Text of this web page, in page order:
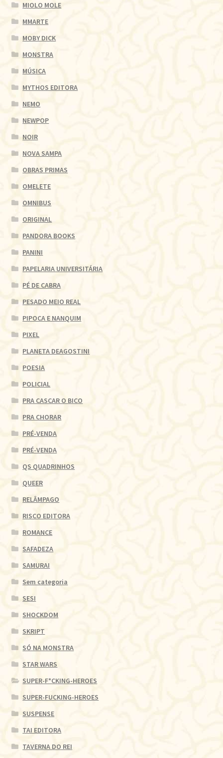
MIOLO MOLE
MMARTE
MOBY DICK
MONSTRA
MÚSICA
MYTHOS EDITORA
NEMO
NEWPOP
NOIR
NOVA SAMPA
OBRAS PRIMAS
OMELETE
OMNIBUS
ORIGINAL
PANDORA BOOKS
PANINI
PAPELARIA UNIVERSITÁRIA
PÉ DE CABRA
PESADO MEIO REAL
PIPOCA E NANQUIM
PIXEL
PLANETA DEAGOSTINI
POESIA
POLICIAL
PRA CASCAR O BICO
PRA CHORAR
PRÉ-VENDA
PRÉ-VENDA
QS QUADRINHOS
QUEER
RELÂMPAGO
RISCO EDITORA
ROMANCE
SAFADEZA
SAMURAI
Sem categoria
SESI
SHOCKDOM
SKRIPT
SÓ NA MONSTRA
STAR WARS
SUPER-F*CKING-HEROES
SUPER-FUCKING-HEROES
SUSPENSE
TAI EDITORA
TAVERNA DO REI